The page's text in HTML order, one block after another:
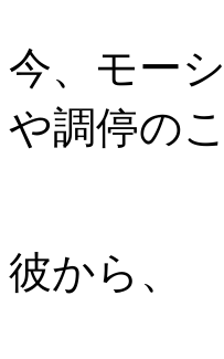
今、モー
や調停の
彼から、